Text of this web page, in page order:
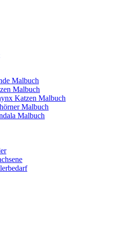
Malbuch
Malbuch
Katzen Malbuch
Malbuch
Malbuch